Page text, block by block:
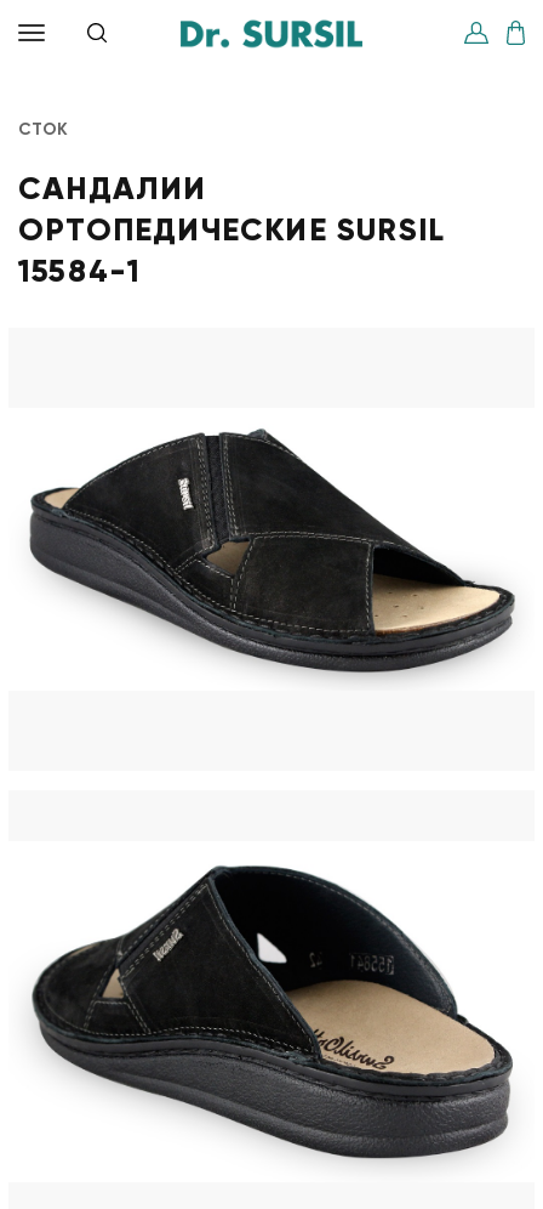
СТОК
САНДАЛИИ
ОРТОПЕДИЧЕСКИЕ SURSIL
15584-1